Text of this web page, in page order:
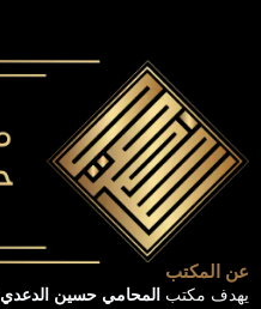
عن المكتب
يهدف مكتب المحامي حسين الدعدي